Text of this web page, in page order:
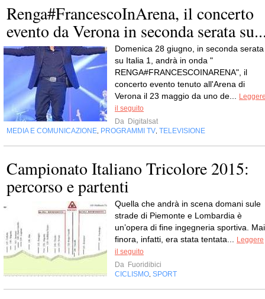
Renga#FrancescoInArena, il concerto
evento da Verona in seconda serata
Domenica 28 giugno, in seconda serata
su Italia 1, andrà in onda "
RENGA#FRANCESCOINARENA", il
concerto evento tenuto all'Arena di
Verona il 23 maggio da uno de...
il seguito
Da Digitalsat
MEDIA E COMUNICAZIONE PROGRAMMI TV TELEVISIONE
Campionato Italiano Tricolore 2015:
percorso e partenti
Quella che andrà in scena domani sule
strade di Piemonte e Lombardia è
un’opera di fine ingegneria sportiva. Mai
finora, infatti, era stata tentata...
Leggere
il seguito
Da Fuoridibici
CICLISMO SPORT